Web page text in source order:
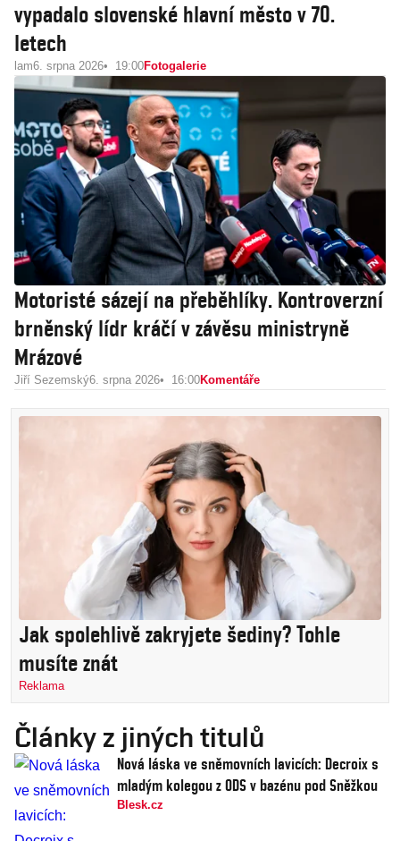
vypadalo slovenské hlavní město v 70.
letech
lam6. srpna 2026 19:00Fotogalerie
Motoristé sázejí na přeběhlíky. Kontroverzní
brněnský lídr kráčí v závěsu ministryně
Mrázové
Jiří Sezemský6. srpna 2026 16:00Komentáře
Jak spolehlivě zakryjete šediny? Tohle
musíte znát
Reklama
Články z jiných titulů
Nová láska ve sněmovních lavicích: Decroix s
mladým kolegou z ODS v bazénu pod Sněžkou
Blesk.cz